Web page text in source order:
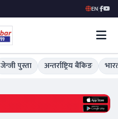
EN|
जेन्जी पुस्ता अन्तर्राष्ट्रिय बैंकिङ